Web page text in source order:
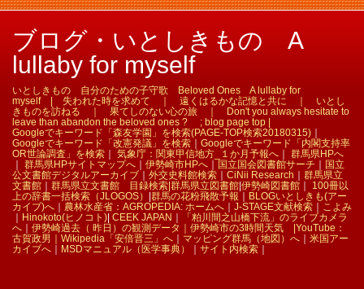
ブログ・いとしきもの A
lullaby for myself
いとしきもの 自分のための子守歌 Beloved Ones A lullaby for
myself | 失われた時を求めて ｜ 遠くはるかな記憶と共に ｜ いとし
きものを訪ねる ｜ 果てしのない心の旅 ｜ Don't you always hesitate to
leave than abandon the beloved ones ? ; blog page top |
Googleでキーワード「森友学園」を検索(PAGE-TOP検索20180315)
Googleでキーワード「改憲発議」を検索
Googleでキーワード「内閣支持率
OR世論調査」を検索
気象庁：関東甲信地方_１か月予報へ
群馬県HPへ
群馬県HPサイトマップへ 伊勢崎市HPへ 国立国会図書館サーチ
国立
公文書館デジタルアーカイブ
外交史料館検索 CiNii Research
群馬県立
文書館
群馬県立文書館 目録検索| 群馬県立図書館 伊勢崎図書館
100冊以
上の辞書一括検索（JLOGOS）
群馬の花粉飛散予報
BLOGいとしきも(アー
カイブ)へ
農林水産省：AGROPEDIA: ホームへ J-STAGE文献検索
こよみ
Hinokoto(ヒノコト) CEEK JAPAN
「粕川間之山橋下流」のライブカメラ
へ
伊勢崎過去（ 昨日）の観測データ｜ 伊勢崎市の3時間天気 | YouTube：
古賀政男｜ Wikipedia「安倍晋三」へ マッピング群馬（地図）へ
米国アー
カイブへ
MSDマニュアル（医学事典） サイト内検索